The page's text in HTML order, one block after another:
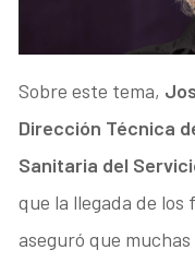
Sobre este tema,
Dirección Técnica
Sanitaria del
que la llegada de los
aseguró que